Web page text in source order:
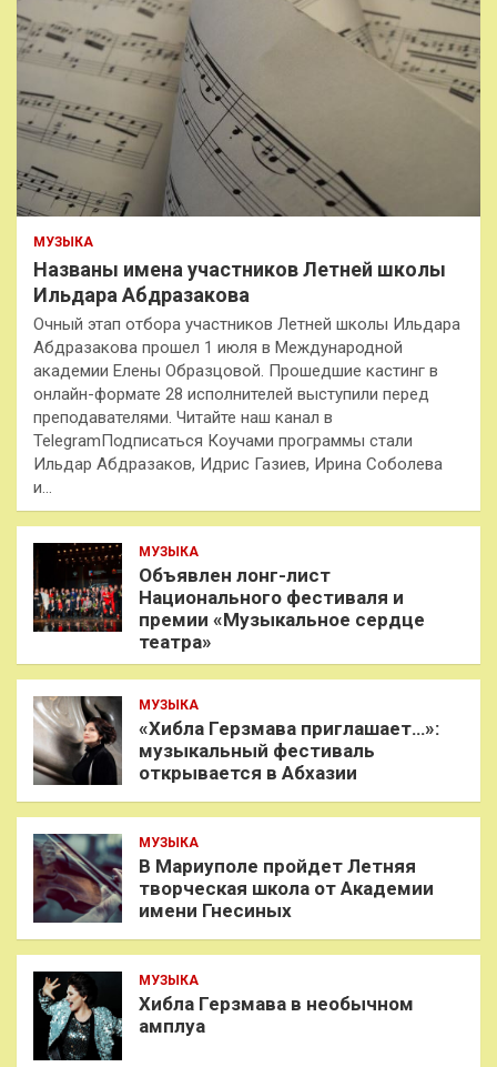
МУЗЫКА
Названы имена участников Летней школы
Ильдара Абдразакова
Очный этап отбора участников Летней школы Ильдара
Абдразакова прошел 1 июля в Международной
академии Елены Образцовой. Прошедшие кастинг в
онлайн-формате 28 исполнителей выступили перед
преподавателями. Читайте наш канал в
TelegramПодписаться Коучами программы стали
Ильдар Абдразаков, Идрис Газиев, Ирина Соболева
и…
МУЗЫКА
Объявлен лонг-лист
Национального фестиваля и
премии «Музыкальное сердце
театра»
МУЗЫКА
«Хибла Герзмава приглашает…»:
музыкальный фестиваль
открывается в Абхазии
МУЗЫКА
В Мариуполе пройдет Летняя
творческая школа от Академии
имени Гнесиных
МУЗЫКА
Хибла Герзмава в необычном
амплуа